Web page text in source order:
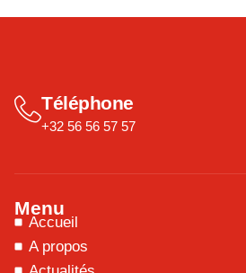
Téléphone
+32 56 56 57 57
Menu
Accueil
A propos